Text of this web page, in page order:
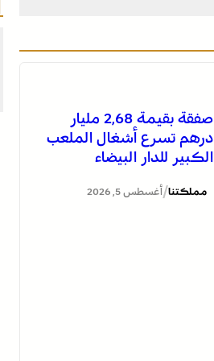
صفقة بقيمة 2,68 مليار
درهم تسرع أشغال الملعب
الكبير للدار البيضاء
مملكتنا/ أغسطس 5, 2026